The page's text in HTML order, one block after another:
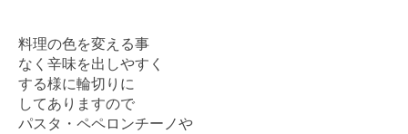
料理の色を変える事
なく辛味を出しやすく
する様に輪切りに
してありますので
パスタ・ペペロンチーノや